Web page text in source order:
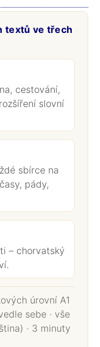
textů ve třech
cestování,
slovní
sbírce na
pády,
– chorvatský
úrovní A1
sebe · vše
· 3 minuty